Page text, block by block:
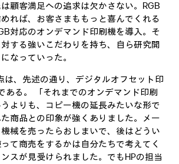
顧客満足への追求は欠かさない。RGB
れば、お客さまももっと喜んでくれる
対応のオンデマンド印刷機を導入。そ
する強いこだわりを持ち、自ら研究開
なっていった。
、先述の通り、デジタルオフセット印
ある。 「それまでのオンデマンド印刷
よりも、コピー機の延長みたいな形で
商品との印象が強くありました。メー
械を売ったらおしまいで、後はどうい
て商売をするかは自分たちで考えてく
スが見受けられました。でもHPの担当